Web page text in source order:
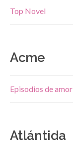
Top Novel
Acme
Episodios de amor
Atlántida